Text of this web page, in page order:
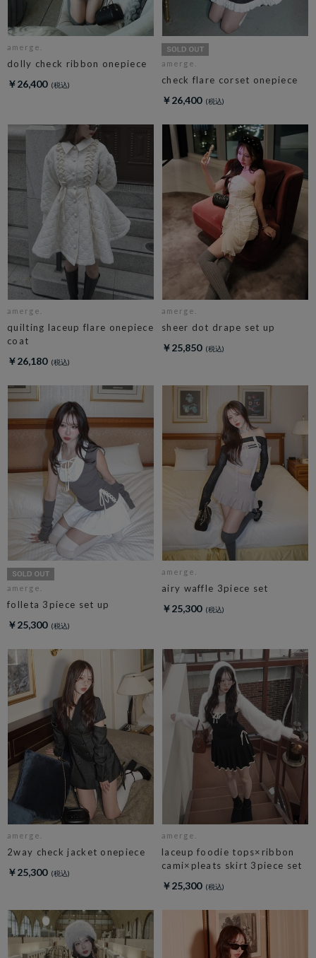
amerge.
dolly check ribbon onepiece
￥26,400
amerge.
check flare corset onepiece
￥26,400
amerge.
quilting laceup flare onepiece
coat
￥26,180
amerge.
sheer dot drape set up
￥25,850
amerge.
folleta 3piece set up
￥25,300
amerge.
airy waffle 3piece set
￥25,300
amerge.
2way check jacket onepiece
￥25,300
amerge.
laceup foodie tops×ribbon
cami×pleats skirt 3piece set
￥25,300